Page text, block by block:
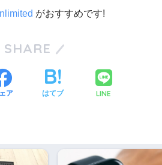
がおすすめです!
SHARE
ア はてブ LINE